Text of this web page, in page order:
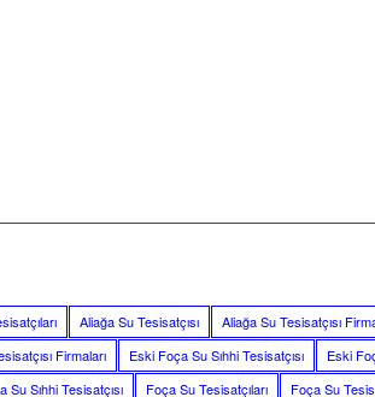
Aliağa Su Tesisatçısı Aliağa Su Tesisatçısı
Firmaları Eski Foça Su Sıhhi Tesisatçısı Eski
Su Sıhhi Tesisatçısı Foça Su Tesisatçıları Foça Su